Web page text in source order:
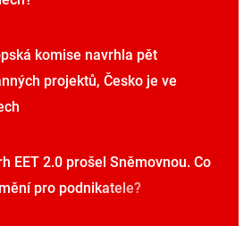
komise navrhla pět
projektů, Česko je ve
EET 2.0 prošel Sněmovnou. Co
pro podnikatele?